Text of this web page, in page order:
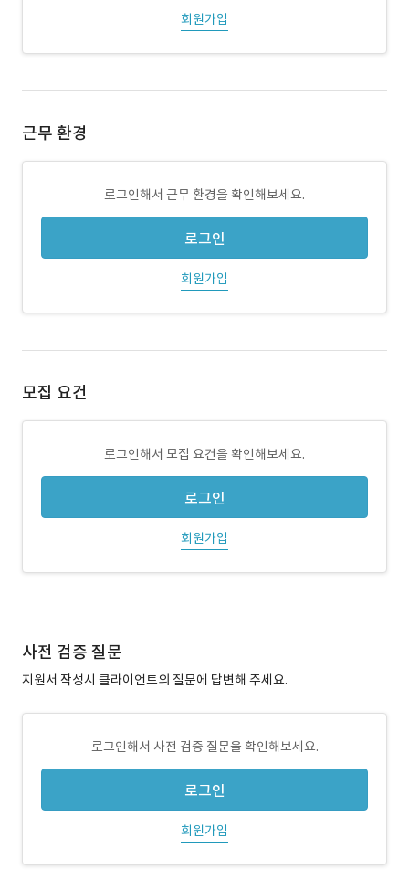
회원가입
근무 환경
로그인해서 근무 환경을 확인해보세요.
로그인
회원가입
모집 요건
로그인해서 모집 요건을 확인해보세요.
로그인
회원가입
사전 검증 질문
지원서 작성시 클라이언트의 질문에 답변해 주세요.
로그인해서 사전 검증 질문을 확인해보세요.
로그인
회원가입